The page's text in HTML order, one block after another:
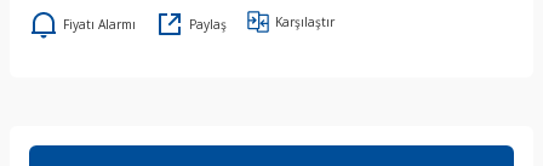
Fiyatı Alarmı Paylaş Karşılaştır